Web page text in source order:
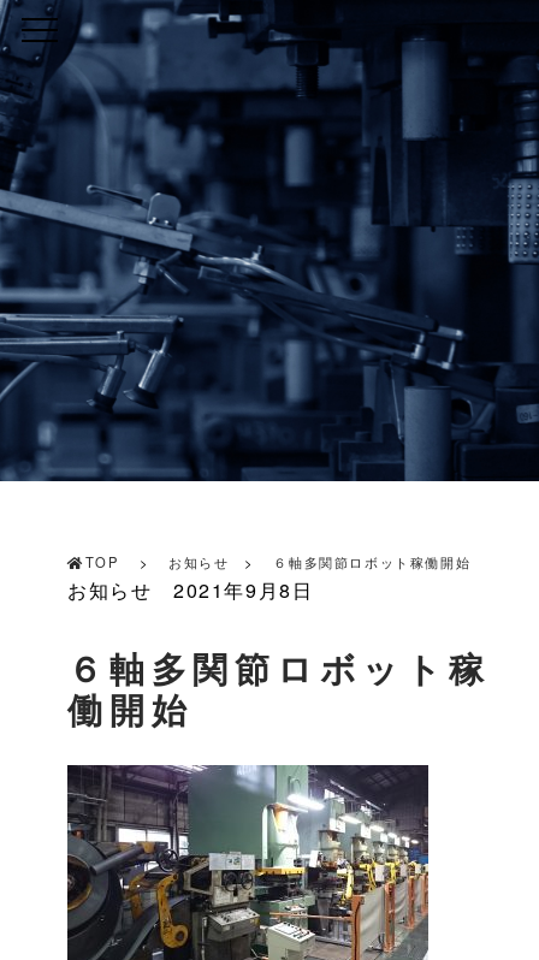
TOP お知らせ ６軸多関節ロボット稼働開始
お知らせ 2021年9月8日
６軸多関節ロボット稼
働開始